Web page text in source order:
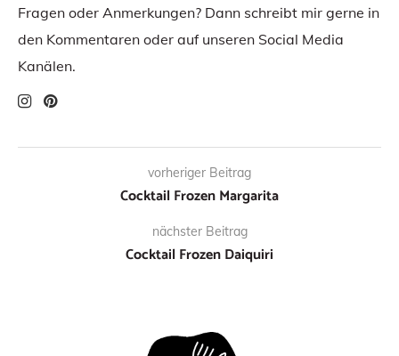
Fragen oder Anmerkungen? Dann schreibt mir gerne in
den Kommentaren oder auf unseren Social Media
Kanälen.
vorheriger Beitrag
Cocktail Frozen Margarita
nächster Beitrag
Cocktail Frozen Daiquiri